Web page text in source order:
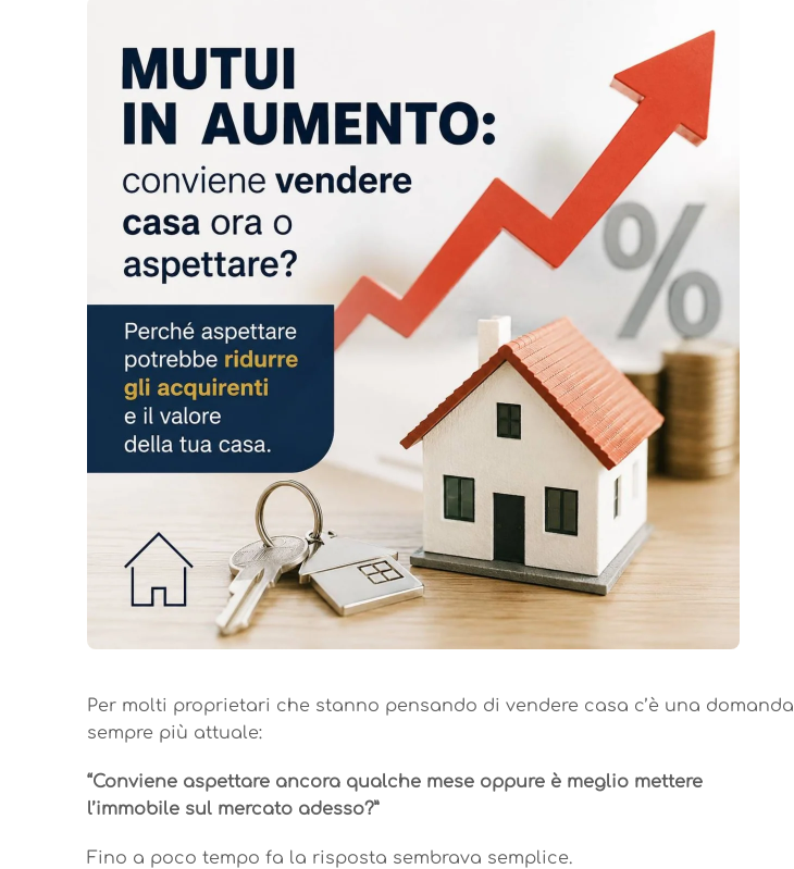
Per molti proprietari che stanno pensando di vendere casa c’è una domanda
sempre più attuale:
“Conviene aspettare ancora qualche mese oppure è meglio mettere
l’immobile sul mercato adesso?”
Fino a poco tempo fa la risposta sembrava semplice.